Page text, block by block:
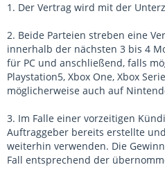
1. Der Vertrag wird mit der
2. Beide Parteien streben eine
innerhalb der nächsten 3 bis 4
für PC und anschließend, falls
Playstation5, Xbox One, Xbox
möglicherweise auch auf
3. Im Falle einer vorzeitigen
Auftraggeber bereits erstellte
weiterhin verwenden. Die
Fall entsprechend der